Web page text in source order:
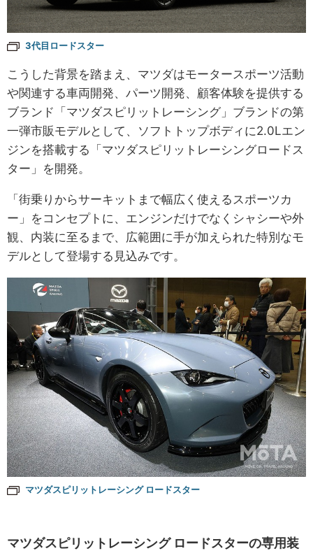
3代目ロードスター
こうした背景を踏まえ、マツダはモータースポーツ活動
や関連する車両開発、パーツ開発、顧客体験を提供する
ブランド「マツダスピリットレーシング」ブランドの第
一弾市販モデルとして、ソフトトップボディに2.0Lエン
ジンを搭載する「マツダスピリットレーシングロードス
ター」を開発。
「街乗りからサーキットまで幅広く使えるスポーツカ
ー」をコンセプトに、エンジンだけでなくシャシーや外
観、内装に至るまで、広範囲に手が加えられた特別なモ
デルとして登場する見込みです。
マツダスピリットレーシング ロードスター
マツダスピリットレーシング ロードスターの専用装